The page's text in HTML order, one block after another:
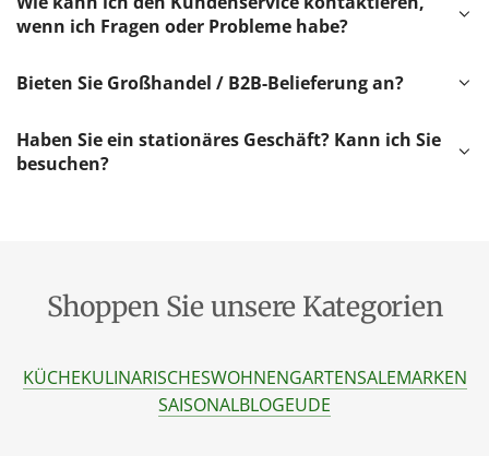
wenn ich Fragen oder Probleme habe?
Bieten Sie Großhandel / B2B-Belieferung an?
Haben Sie ein stationäres Geschäft? Kann ich Sie
besuchen?
Shoppen Sie unsere Kategorien
KÜCHEKULINARISCHESWOHNENGARTENSALEMARKEN
SAISONALBLOGEUDE